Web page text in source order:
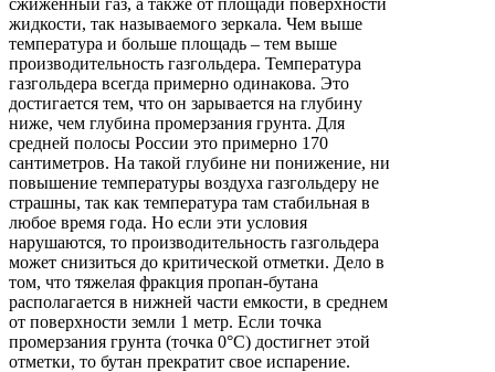
жидкости, так называемого зеркала. Чем выше
температура и больше площадь – тем выше
производительность газгольдера. Температура
газгольдера всегда примерно одинакова. Это
достигается тем, что он зарывается на глубину
ниже, чем глубина промерзания грунта. Для
средней полосы России это примерно 170
сантиметров. На такой глубине ни понижение, ни
повышение температуры воздуха газгольдеру не
страшны, так как температура там стабильная в
любое время года. Но если эти условия
нарушаются, то производительность газгольдера
может снизиться до критической отметки. Дело в
том, что тяжелая фракция пропан-бутана
располагается в нижней части емкости, в среднем
от поверхности земли 1 метр. Если точка
промерзания грунта (точка 0°C) достигнет этой
отметки, то бутан прекратит свое испарение.